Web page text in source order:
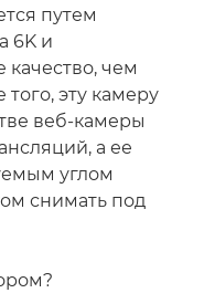
путем
6K и
качество, чем
эту камеру
веб-камеры
а ее
углом
снимать под